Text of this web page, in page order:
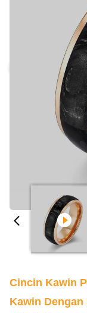
Cincin Kawin
Kawin Dengan